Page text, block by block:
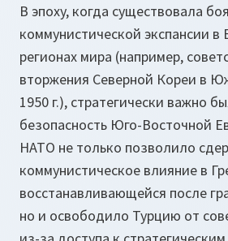
В эпоху, когда существовала
коммунистической экспансии в
регионах мира (например,
вторжения Северной Кореи в
1950 г.), стратегически важно
безопасность Юго-Восточной
НАТО не только позволило
коммунистическое влияние в
восстанавливающейся после
но и освободило Турцию от